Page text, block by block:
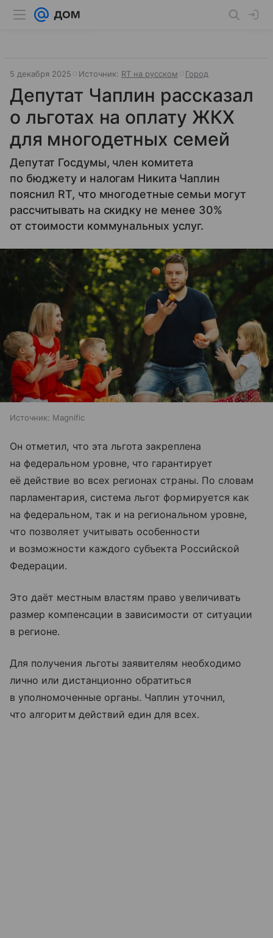
5 декабря 2025 Источник: RT на русском Город
Депутат Чаплин рассказал
о льготах на оплату ЖКХ
для многодетных семей
Депутат Госдумы, член комитета
по бюджету и налогам Никита Чаплин
пояснил RT, что многодетные семьи могут
рассчитывать на скидку не менее 30%
от стоимости коммунальных услуг.
Источник: Magnific
Он отметил, что эта льгота закреплена
на федеральном уровне, что гарантирует
её действие во всех регионах страны. По словам
парламентария, система льгот формируется как
на федеральном, так и на региональном уровне,
что позволяет учитывать особенности
и возможности каждого субъекта Российской
Федерации.
Это даёт местным властям право увеличивать
размер компенсации в зависимости от ситуации
в регионе.
Для получения льготы заявителям необходимо
лично или дистанционно обратиться
в уполномоченные органы. Чаплин уточнил,
что алгоритм действий един для всех.